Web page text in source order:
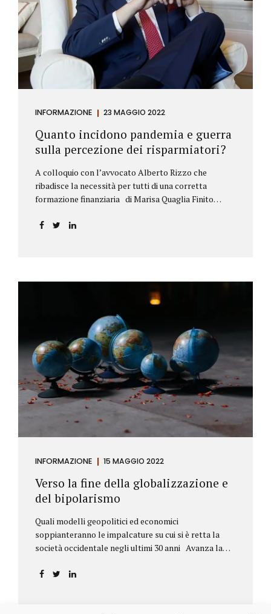
provvedimento assunto dal Consiglio lede...
INFORMAZIONE 23 MAGGIO 2022
Quanto incidono pandemia e guerra
sulla percezione dei risparmiatori?
A colloquio con l’avvocato Alberto Rizzo che
ribadisce la necessità per tutti di una corretta
formazione finanziaria di Marisa Quaglia Finito
periodo grigio della pandemia da Covid, possiamo
bancario e postale, direttore generale
dell’Accademia di educazione finanziaria presieduta
da Beppe Ghisolfi. Avvocato Rizzo, si sono
registrati cambiamenti sulla percezione della
sicurezza dei propri risparmi? Parto da una
considerazione scientifica. John Ioannidis, noto
professore di medicina, di epidemiologia e...
INFORMAZIONE 15 MAGGIO 2022
Verso la fine della globalizzazione e
del bipolarismo
Quali modelli geopolitici ed economici
soppianteranno le impalcature su cui si è retta la
società occidentale negli ultimi 30 anni Avanza la
aprile ha fatto parecchio discutere il discorso che